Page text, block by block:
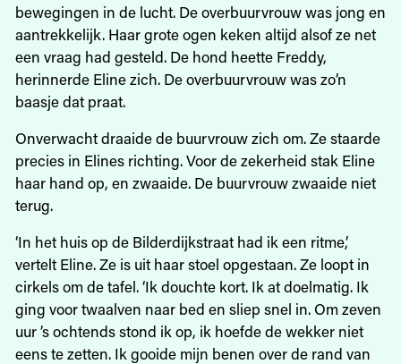
bewegingen in de lucht. De overbuurvrouw was jong en
aantrekkelijk. Haar grote ogen keken altijd alsof ze net
een vraag had gesteld. De hond heette Freddy,
herinnerde Eline zich. De overbuurvrouw was zo’n
baasje dat praat.
Onverwacht draaide de buurvrouw zich om. Ze staarde
precies in Elines richting. Voor de zekerheid stak Eline
haar hand op, en zwaaide. De buurvrouw zwaaide niet
terug.
‘In het huis op de Bilderdijkstraat had ik een ritme,’
vertelt Eline. Ze is uit haar stoel opgestaan. Ze loopt in
cirkels om de tafel. ‘Ik douchte kort. Ik at doelmatig. Ik
ging voor twaalven naar bed en sliep snel in. Om zeven
uur ’s ochtends stond ik op, ik hoefde de wekker niet
eens te zetten. Ik gooide mijn benen over de rand van